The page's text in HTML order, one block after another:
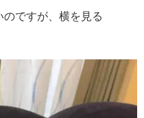
ですが、横を見る